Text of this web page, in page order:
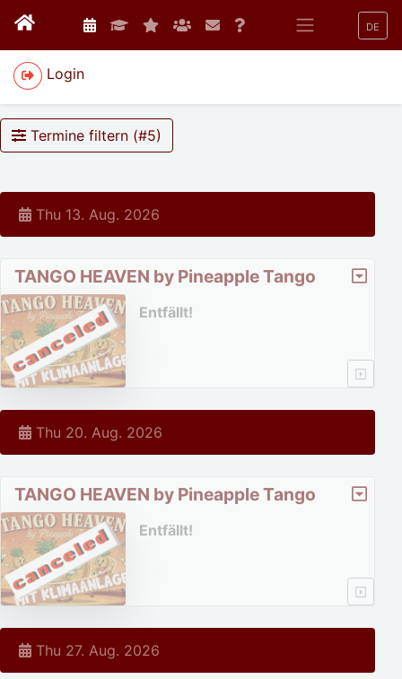
DE
Login
Termine filtern (#5)
Thu 13. Aug. 2026
TANGO HEAVEN by Pineapple Tango
Entfällt!
Thu 20. Aug. 2026
TANGO HEAVEN by Pineapple Tango
Entfällt!
Thu 27. Aug. 2026